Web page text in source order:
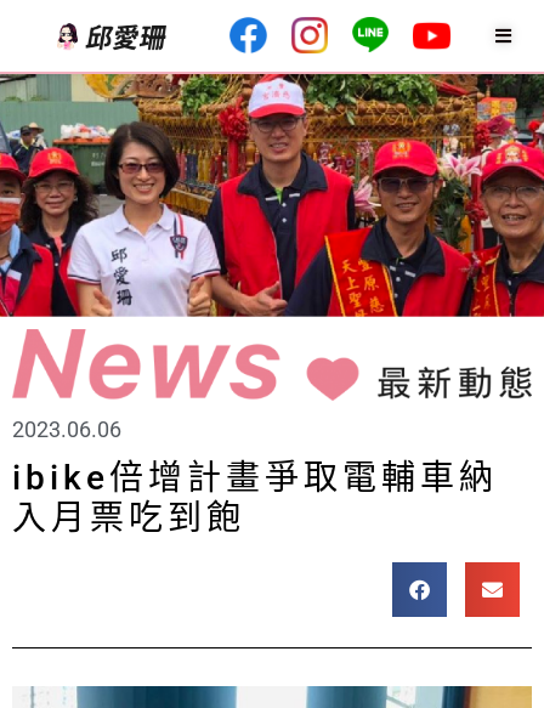
2023.06.06
ibike倍增計畫爭取電輔車納
入月票吃到飽